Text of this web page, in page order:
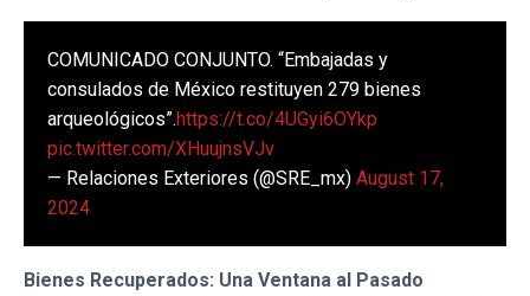
COMUNICADO CONJUNTO. “Embajadas y
consulados de México restituyen 279 bienes
arqueológicos”.https://t.co/4UGyi6OYkp
pic.twitter.com/XHuujnsVJv
— Relaciones Exteriores (@SRE_mx) August 17,
2024
Bienes Recuperados: Una Ventana al Pasado